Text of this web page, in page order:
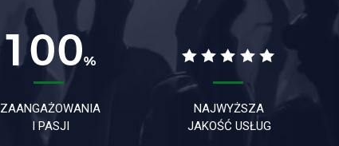
ZAANGAŻOWANIA
I PASJI
NAJWYŻSZA
JAKOŚĆ USŁUG